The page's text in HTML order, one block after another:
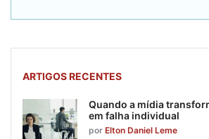
ARTIGOS RECENTES
Quando a mídia
em falha individual
por Elton Daniel Leme